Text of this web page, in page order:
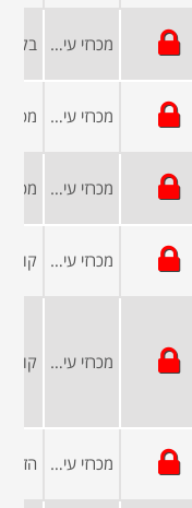
מכרזי עיריות ומועצות
מכרזי עיריות ומועצות
מכרזי עיריות ומועצות
מכרזי עיריות ומועצות
מכרזי עיריות ומועצות
מכרזי עיריות ומועצות